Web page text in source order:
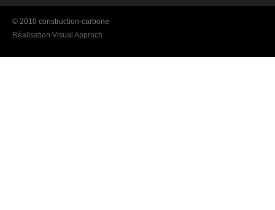
© 2010 construction-carbone
Réalisation Visual Approch